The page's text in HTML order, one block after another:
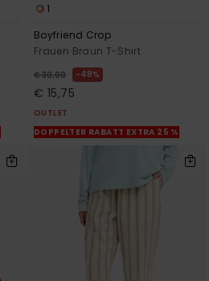
1
Boyfriend Crop
Frauen Braun T-Shirt
€ 30,00 48%
€ 15,75
OUTLET
DOPPELTER RABATT EXTRA 25 %